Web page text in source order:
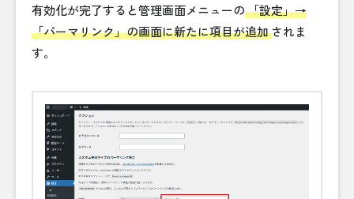
有効化が完了すると管理画面メニューの「設定」→
「パーマリンク」の画面に新たに項目が追加 されま
す。